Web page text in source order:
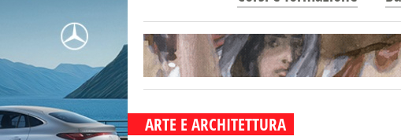
ARTE E ARCHITETTURA